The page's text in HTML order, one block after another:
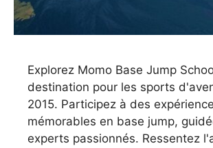
Explorez Momo Base Jump
destination pour les sports
2015. Participez à des
mémorables en base jump,
experts passionnés. Ressentez